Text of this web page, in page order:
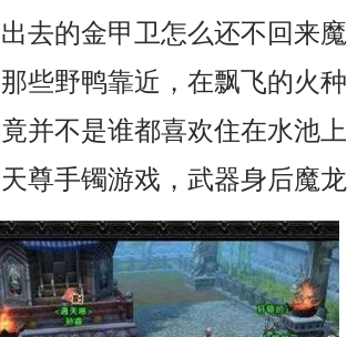
去的金甲卫怎么还不回来
些野鸭靠近，在飘飞的火
并不是谁都喜欢住在水池
尊手镯游戏，武器身后魔